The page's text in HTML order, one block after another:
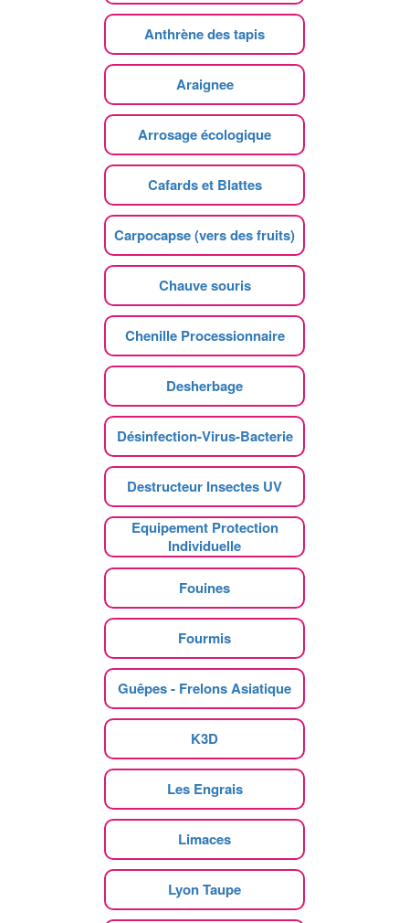
Anthrène des tapis
Araignee
Arrosage écologique
Cafards et Blattes
Carpocapse (vers des fruits)
Chauve souris
Chenille Processionnaire
Desherbage
Désinfection-Virus-Bacterie
Destructeur Insectes UV
Equipement Protection
Individuelle
Fouines
Fourmis
Guêpes - Frelons Asiatique
K3D
Les Engrais
Limaces
Lyon Taupe